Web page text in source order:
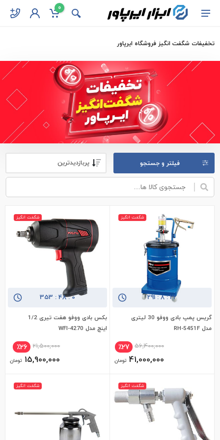
0
تخفیفات شگفت انگیز فروشگاه ایرپاور
فیلتر و جستجو
شگفت انگیز
291 : 8 : 21
افزودن به سبد خرید
گریس پمپ بادی ووفو 30 لیتری
مدل RH-5451F
56,400,000 ٪27
41,000,000 تومان
شگفت انگیز
353 47 : 59
افزودن به سبد خرید
بکس بادی ووفو هفت تیری 1/2
اینچ مدل WFI-4270
21,500,000 ٪26
15,900,000 تومان
شگفت انگیز شگفت انگیز